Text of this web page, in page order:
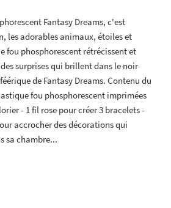
Fantasy Dreams, c'est
les adorables animaux, étoiles et
fou phosphorescent rétrécissent et
surprises qui brillent dans le noir
de Fantasy Dreams. Contenu du
fou phosphorescent imprimées
- 1 fil rose pour créer 3 bracelets -
accrocher des décorations qui
sa chambre...